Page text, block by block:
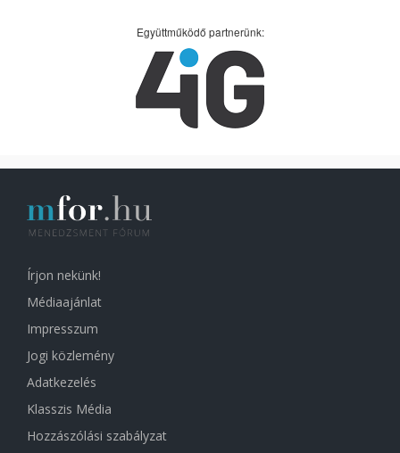
Együttműködő partnerünk:
Írjon nekünk!
Médiaajánlat
Impresszum
Jogi közlemény
Adatkezelés
Klasszis Média
Hozzászólási szabályzat